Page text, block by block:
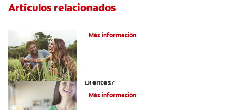
Artículos relacionados
Más información
Dientes?
Más información